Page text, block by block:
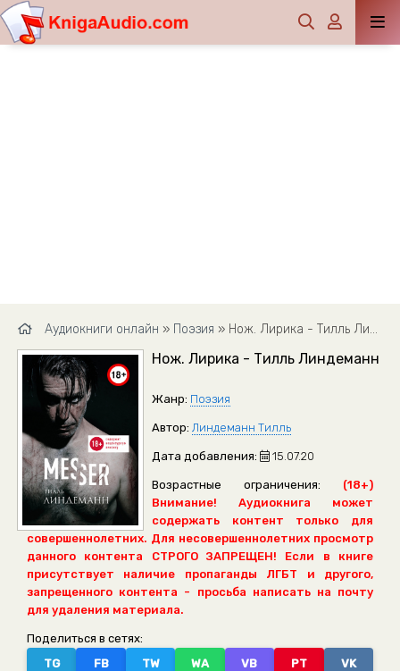
Аудиокниги онлайн » Поэзия » Нож. Лирика - Тилль Линдеманн
Нож. Лирика - Тилль Линдеманн
Жанр: Поэзия
Автор: Линдеманн Тилль
Дата добавления: 15.07.20
Возрастные ограничения:
(18+)
Внимание! Аудиокнига может
содержать контент только для
совершеннолетних. Для несовершеннолетних просмотр
данного контента СТРОГО ЗАПРЕЩЕН! Если в книге
присутствует наличие пропаганды ЛГБТ и другого,
запрещенного контента - просьба написать на почту
для удаления материала.
Поделиться в сетях:
TG
FB TW WA VB PT VK